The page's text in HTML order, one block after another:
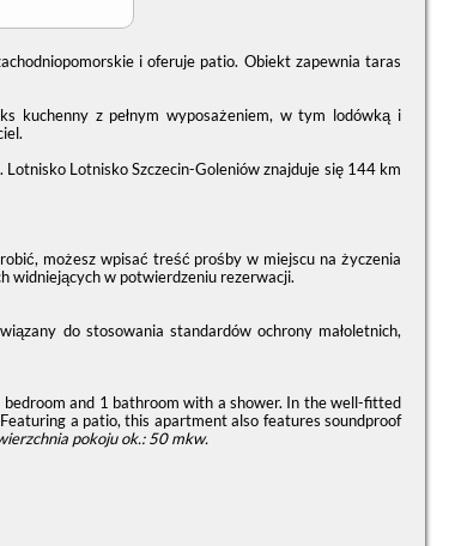
i oferuje patio. Obiekt zapewnia taras
kuchenny z pełnym wyposażeniem, w tym lodówką i
Lotnisko Szczecin-Goleniów znajduje się 144 km
możesz wpisać treść prośby w miejscu na życzenia
widniejących w potwierdzeniu rezerwacji.
do stosowania standardów ochrony małoletnich,
and 1 bathroom with a shower. In the well-fitted
a patio, this apartment also features soundproof
pokoju ok.: 50 mkw.